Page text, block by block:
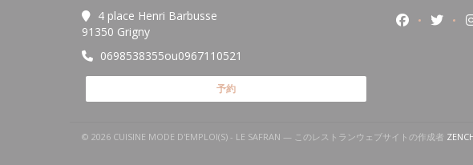
4 place Henri Barbusse
91350 Grigny((新しいウィンドウで開きます))
0698538355ou0967110521
予約
Facebook
© 2026 CUISINE MODE D'EMPLOI(S) - LE SAFRAN — このレストランウェブサイトの作成者